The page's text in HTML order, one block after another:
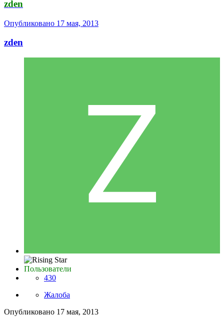
zden
Опубликовано 17 мая, 2013
zden
Пользователи
430
Жалоба
Опубликовано 17 мая, 2013